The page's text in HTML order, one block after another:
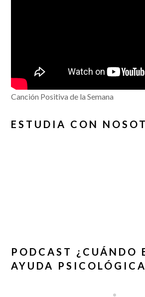
Canción Positiva de la Semana
ESTUDIA CON
PODCAST ¿CUÁNDO
AYUDA